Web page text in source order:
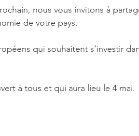
nous vous invitons à
de votre pays.
qui souhaitent s’investir
à tous et qui aura lieu le 4 mai.